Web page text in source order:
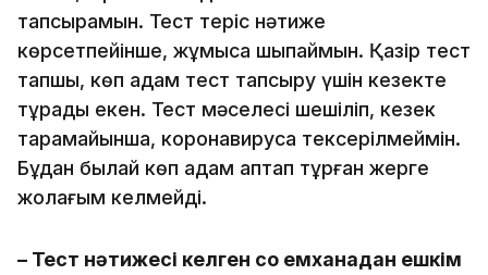
тапсырамын. Тест теріс нәтиже
көрсетпейінше, жұмысқа шықпаймын. Қазір тест
тапшы, көп адам тест тапсыру үшін кезекте
тұрады екен. Тест мәселесі шешіліп, кезек
тарқамайынша, коронавирусқа тексерілмеймін.
Бұдан былай көп адам қаптап тұрған жерге
жолағым келмейді.
– Тест нәтижесі келген соң емханадан ешкім